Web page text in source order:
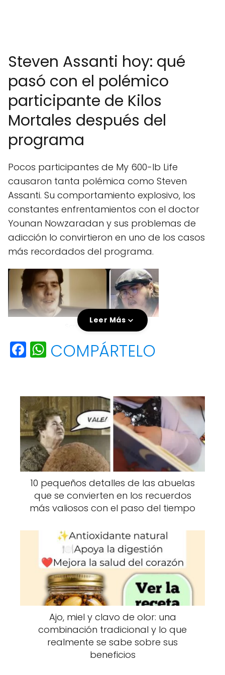
Steven Assanti hoy: qué
pasó con el polémico
participante de Kilos
Mortales después del
programa
Pocos participantes de My 600-lb Life
causaron tanta polémica como Steven
Assanti. Su comportamiento explosivo, los
constantes enfrentamientos con el doctor
Younan Nowzaradan y sus problemas de
adicción lo convirtieron en uno de los casos
más recordados del programa.
Screenshot
Screenshot
Durante su participación, Steven llegó a
superar los 300 kilos y enfrentó graves
complicaciones físicas y emocionales.
Además de luchar contra la obesidad
extrema, también tuvo problemas
relacionados con el consumo de analgésicos,
algo que generó varios conflictos con el
Leer Más
F
a
e
b
o
o
k
W
ts
A
p
p
COMPÁRTELO
10 pequeños detalles de las abuelas
que se convierten en los recuerdos
más valiosos con el paso del tiempo
Ajo, miel y clavo de olor: una
combinación tradicional y lo que
realmente se sabe sobre sus
beneficios